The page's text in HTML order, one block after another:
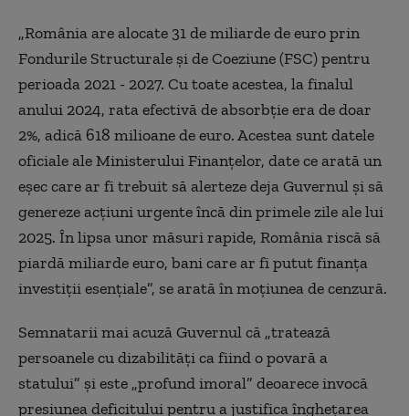
„România are alocate 31 de miliarde de euro prin
Fondurile Structurale şi de Coeziune (FSC) pentru
perioada 2021 - 2027. Cu toate acestea, la finalul
anului 2024, rata efectivă de absorbţie era de doar
2%, adică 618 milioane de euro. Acestea sunt datele
oficiale ale Ministerului Finanţelor, date ce arată un
eşec care ar fi trebuit să alerteze deja Guvernul şi să
genereze acţiuni urgente încă din primele zile ale lui
2025. În lipsa unor măsuri rapide, România riscă să
piardă miliarde euro, bani care ar fi putut finanţa
investiţii esenţiale”, se arată în moţiunea de cenzură.
Semnatarii mai acuză Guvernul că „tratează
persoanele cu dizabilităţi ca fiind o povară a
statului” şi este „profund imoral” deoarece invocă
presiunea deficitului pentru a justifica îngheţarea